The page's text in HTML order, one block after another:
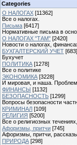
Categories
О НАЛОГАХ [11362]
Все о налогах.
Письма [6417]
Нормативные письма в
О НАЛОГАХ "ТАМ" [2420]
Новости о налогах,
БУХГАЛТЕРСКИЙ УЧЕТ [683]
Бухучет
ПОЛИТИКА [1278]
Все о политике
ЭКОНОМИКА [3228]
И мировая, и наша.
ФИНАНСЫ [1132]
БЕЗОПАСНОСТЬ [1299]
Вопросы безопасности
КРИМИНАЛ [109]
РЕЛИГИЯ [5200]
Все о религиозных
Афоризмы, притчи [745]
Афоризмы, притчи,
ПРИРОДА [298]